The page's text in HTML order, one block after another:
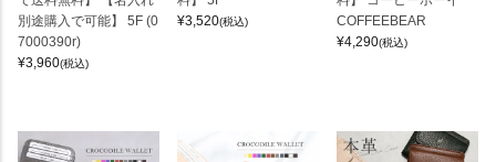
別途購入で可能】 5F (0
7000390r)
¥3,960(税込)
¥3,520(税込)
COFFEEBEAR
¥4,290(税込)